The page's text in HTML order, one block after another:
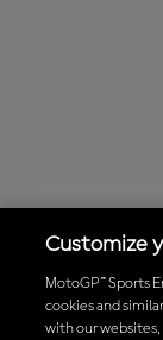
Customize
MotoGP™ Sports
cookies and
with our websites,